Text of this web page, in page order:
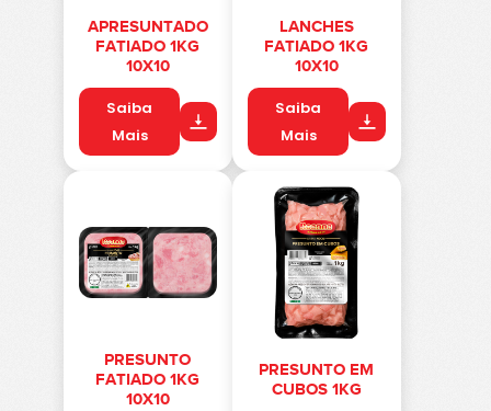
APRESUNTADO
FATIADO 1KG
10X10
Saiba
Mais
LANCHES
FATIADO 1KG
10X10
Saiba
Mais
PRESUNTO
FATIADO 1KG
10X10
PRESUNTO EM
CUBOS 1KG